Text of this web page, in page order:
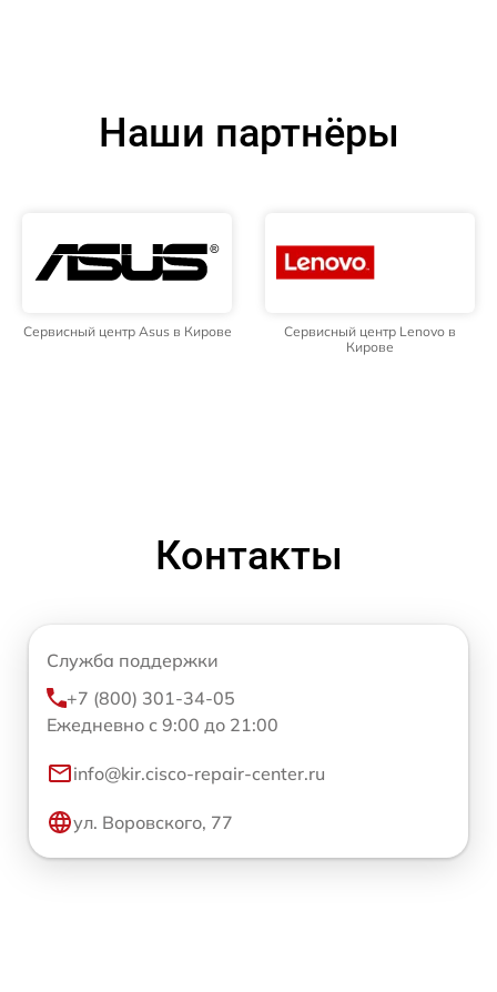
Наши партнёры
Сервисный центр Asus в Кирове
Сервисный центр Lenovo в
Кирове
Контакты
Служба поддержки
+7 (800) 301-34-05
Ежедневно с 9:00 до 21:00
info@kir.cisco-repair-center.ru
ул. Воровского, 77